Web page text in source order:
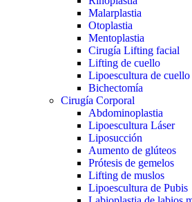
Malarplastia
Otoplastia
Mentoplastia
Cirugía Lifting facial
Lifting de cuello
Lipoescultura de cuello
Bichectomía
Cirugía Corporal
Abdominoplastia
Lipoescultura Láser
Liposucción
Aumento de glúteos
Prótesis de gemelos
Lifting de muslos
Lipoescultura de Pubis